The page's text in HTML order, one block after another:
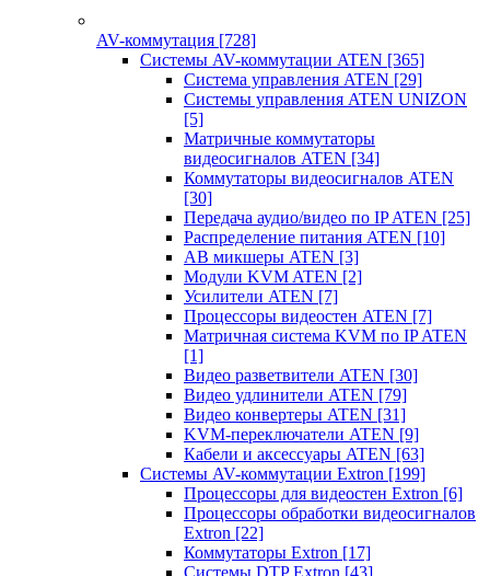
AV-коммутация [728]
Системы AV-коммутации ATEN [365]
Система управления ATEN [29]
Системы управления ATEN UNIZON
[5]
Матричные коммутаторы
видеосигналов ATEN [34]
Коммутаторы видеосигналов ATEN
[30]
Передача аудио/видео по IP ATEN [25]
Распределение питания ATEN [10]
АВ микшеры ATEN [3]
Модули KVM ATEN [2]
Усилители ATEN [7]
Процессоры видеостен ATEN [7]
Матричная система KVM по IP ATEN
[1]
Видео разветвители ATEN [30]
Видео удлинители ATEN [79]
Видео конвертеры ATEN [31]
KVM-переключатели ATEN [9]
Кабели и аксессуары ATEN [63]
Системы AV-коммутации Extron [199]
Процессоры для видеостен Extron [6]
Процессоры обработки видеосигналов
Extron [22]
Коммутаторы Extron [17]
Системы DTP Extron [43]